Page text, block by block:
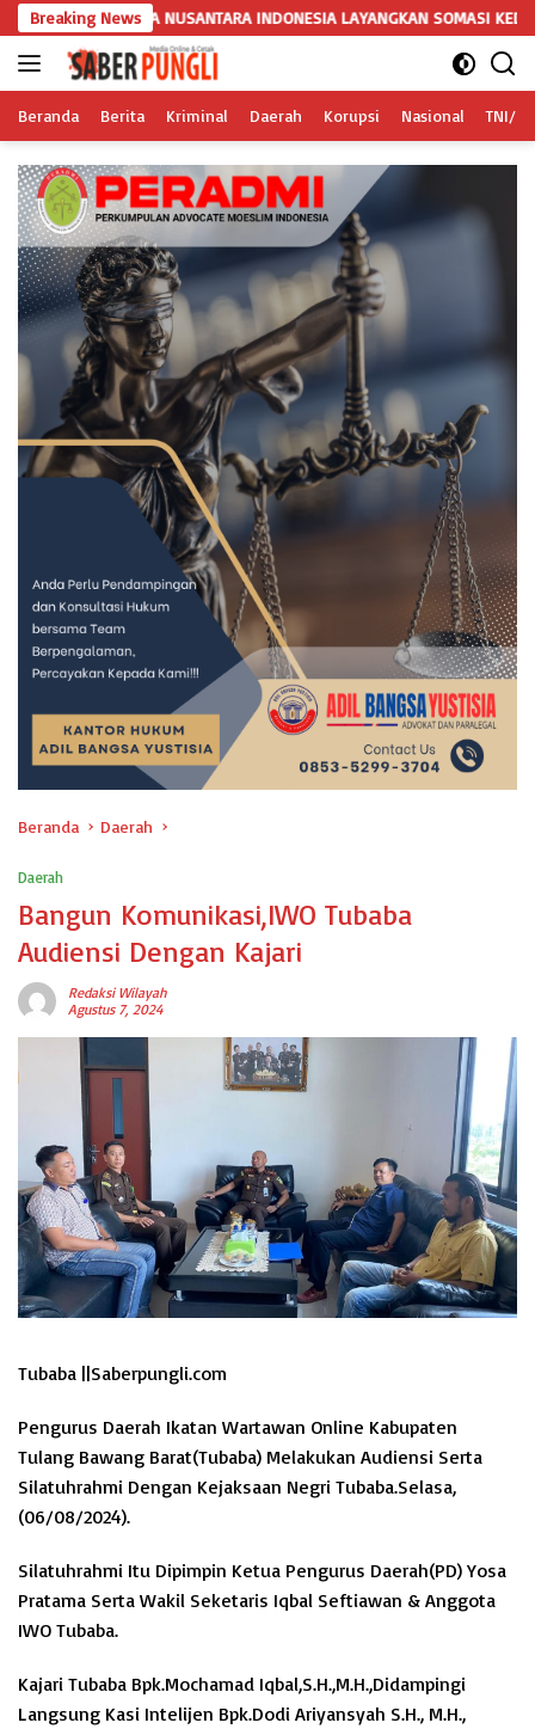
Langsung
ke
konten
Breaking News
TRIGA NUSANTARA INDONESIA LAYANGKAN SOMASI KEDUA DAN
Beranda Berita Kriminal Daerah Korupsi Nasional TNI/
Beranda Daerah
Daerah
Bangun Komunikasi,IWO Tubaba
Audiensi Dengan Kajari
Redaksi Wilayah
Agustus 7, 2024
Tubaba ||Saberpungli.com
Pengurus Daerah Ikatan Wartawan Online Kabupaten
Tulang Bawang Barat(Tubaba) Melakukan Audiensi Serta
Silatuhrahmi Dengan Kejaksaan Negri Tubaba.Selasa,
(06/08/2024).
Silatuhrahmi Itu Dipimpin Ketua Pengurus Daerah(PD) Yosa
Pratama Serta Wakil Seketaris Iqbal Seftiawan & Anggota
IWO Tubaba.
Kajari Tubaba Bpk.Mochamad Iqbal,S.H.,M.H.,Didampingi
Langsung Kasi Intelijen Bpk.Dodi Ariyansyah S.H., M.H.,